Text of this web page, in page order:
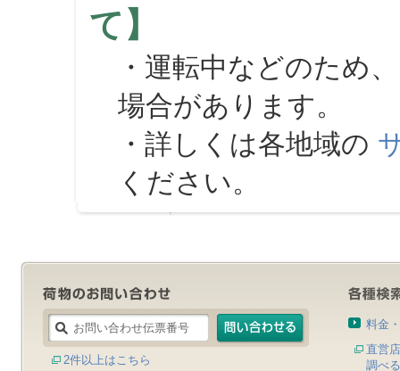
て】
・運転中などのため
場合があります。
・詳しくは各地域の
ください。
2件以上はこちら
料金
直営
調べる